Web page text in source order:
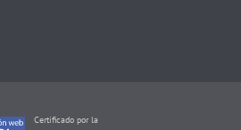
Certificado por la